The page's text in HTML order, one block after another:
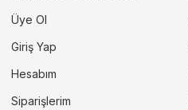
Üye Ol
Giriş Yap
Hesabım
Siparişlerim